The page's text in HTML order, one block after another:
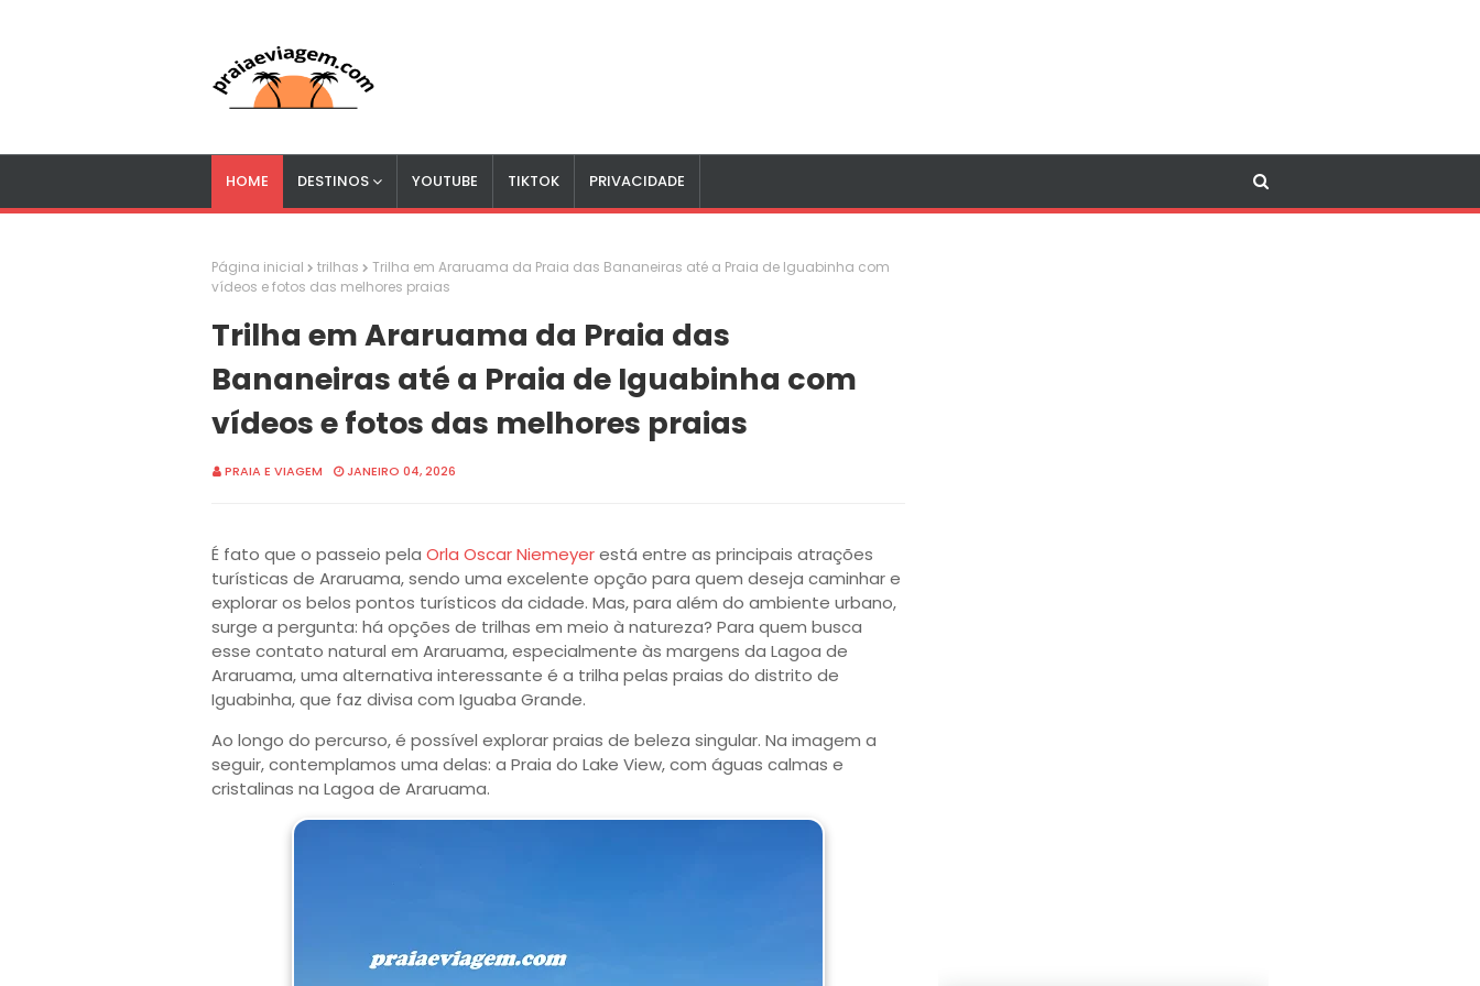
HOME DESTINOS YOUTUBE TIKTOK PRIVACIDADE
Página inicial trilhas
Trilha em Araruama da Praia das Bananeiras até a Praia de Iguabinha com
vídeos e fotos das melhores praias
Trilha em Araruama da Praia das
Bananeiras até a Praia de Iguabinha com
vídeos e fotos das melhores praias
PRAIA E VIAGEM JANEIRO 04, 2026
É fato que o passeio pela Orla Oscar Niemeyerestá entre as principais atrações
turísticas de Araruama, sendo uma excelente opção para quem deseja caminhar e
explorar os belos pontos turísticos da cidade. Mas, para além do ambiente urbano,
surge a pergunta: há opções de trilhas em meio à natureza? Para quem busca
esse contato natural em Araruama, especialmente às margens da Lagoa de
Araruama, uma alternativa interessante é a trilha pelas praias do distrito de
Iguabinha, que faz divisa com Iguaba Grande.
Ao longo do percurso, é possível explorar praias de beleza singular. Na imagem a
seguir, contemplamos uma delas: a Praia do Lake View, com águas calmas e
cristalinas na Lagoa de Araruama.